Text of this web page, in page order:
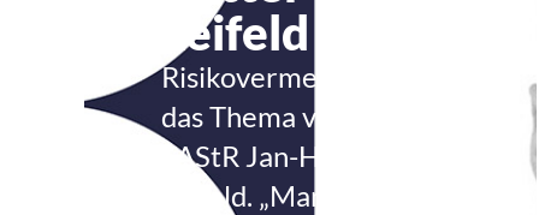
Leifeld
Risikovermeidung ist
das Thema von RA StB
FAStR Jan-Henrik
Leifeld. „Mandant in